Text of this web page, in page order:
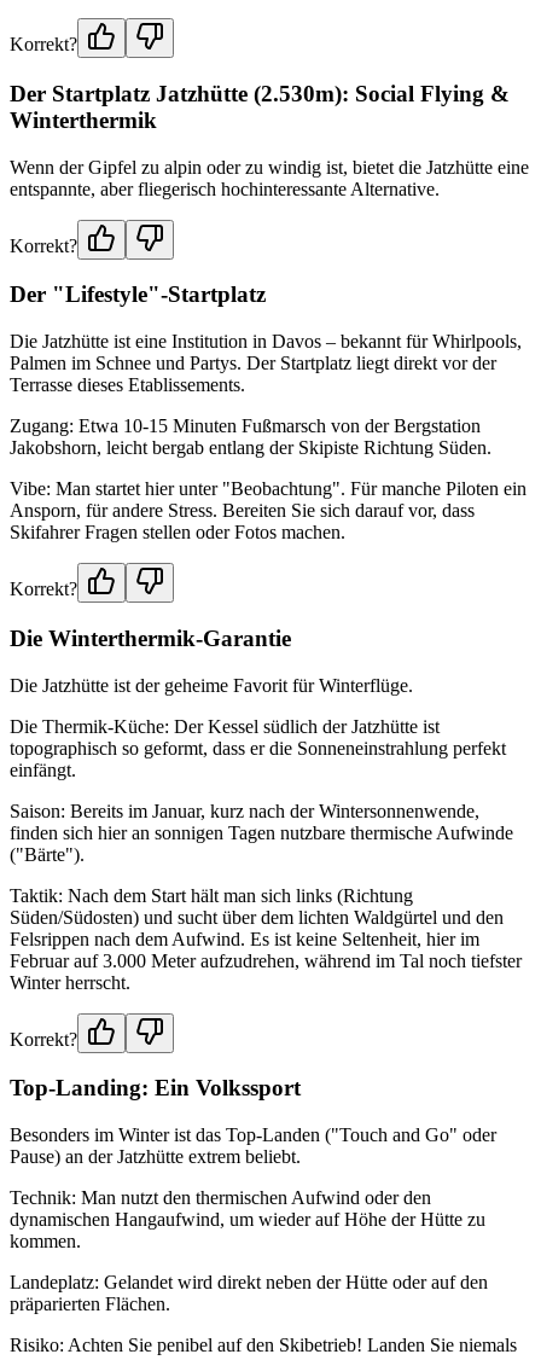
Korrekt?
Der Startplatz Jatzhütte (2.530m): Social Flying &
Winterthermik
Wenn der Gipfel zu alpin oder zu windig ist, bietet die Jatzhütte eine
entspannte, aber fliegerisch hochinteressante Alternative.
Korrekt?
Der "Lifestyle"-Startplatz
Die Jatzhütte ist eine Institution in Davos – bekannt für Whirlpools,
Palmen im Schnee und Partys. Der Startplatz liegt direkt vor der
Terrasse dieses Etablissements.
Zugang: Etwa 10-15 Minuten Fußmarsch von der Bergstation
Jakobshorn, leicht bergab entlang der Skipiste Richtung Süden.
Vibe: Man startet hier unter "Beobachtung". Für manche Piloten ein
Ansporn, für andere Stress. Bereiten Sie sich darauf vor, dass
Skifahrer Fragen stellen oder Fotos machen.
Korrekt?
Die Winterthermik-Garantie
Die Jatzhütte ist der geheime Favorit für Winterflüge.
Die Thermik-Küche: Der Kessel südlich der Jatzhütte ist
topographisch so geformt, dass er die Sonneneinstrahlung perfekt
einfängt.
Saison: Bereits im Januar, kurz nach der Wintersonnenwende,
finden sich hier an sonnigen Tagen nutzbare thermische Aufwinde
("Bärte").
Taktik: Nach dem Start hält man sich links (Richtung
Süden/Südosten) und sucht über dem lichten Waldgürtel und den
Felsrippen nach dem Aufwind. Es ist keine Seltenheit, hier im
Februar auf 3.000 Meter aufzudrehen, während im Tal noch tiefster
Winter herrscht.
Korrekt?
Top-Landing: Ein Volkssport
Besonders im Winter ist das Top-Landen ("Touch and Go" oder
Pause) an der Jatzhütte extrem beliebt.
Technik: Man nutzt den thermischen Aufwind oder den
dynamischen Hangaufwind, um wieder auf Höhe der Hütte zu
kommen.
Landeplatz: Gelandet wird direkt neben der Hütte oder auf den
präparierten Flächen.
Risiko: Achten Sie penibel auf den Skibetrieb! Landen Sie niemals